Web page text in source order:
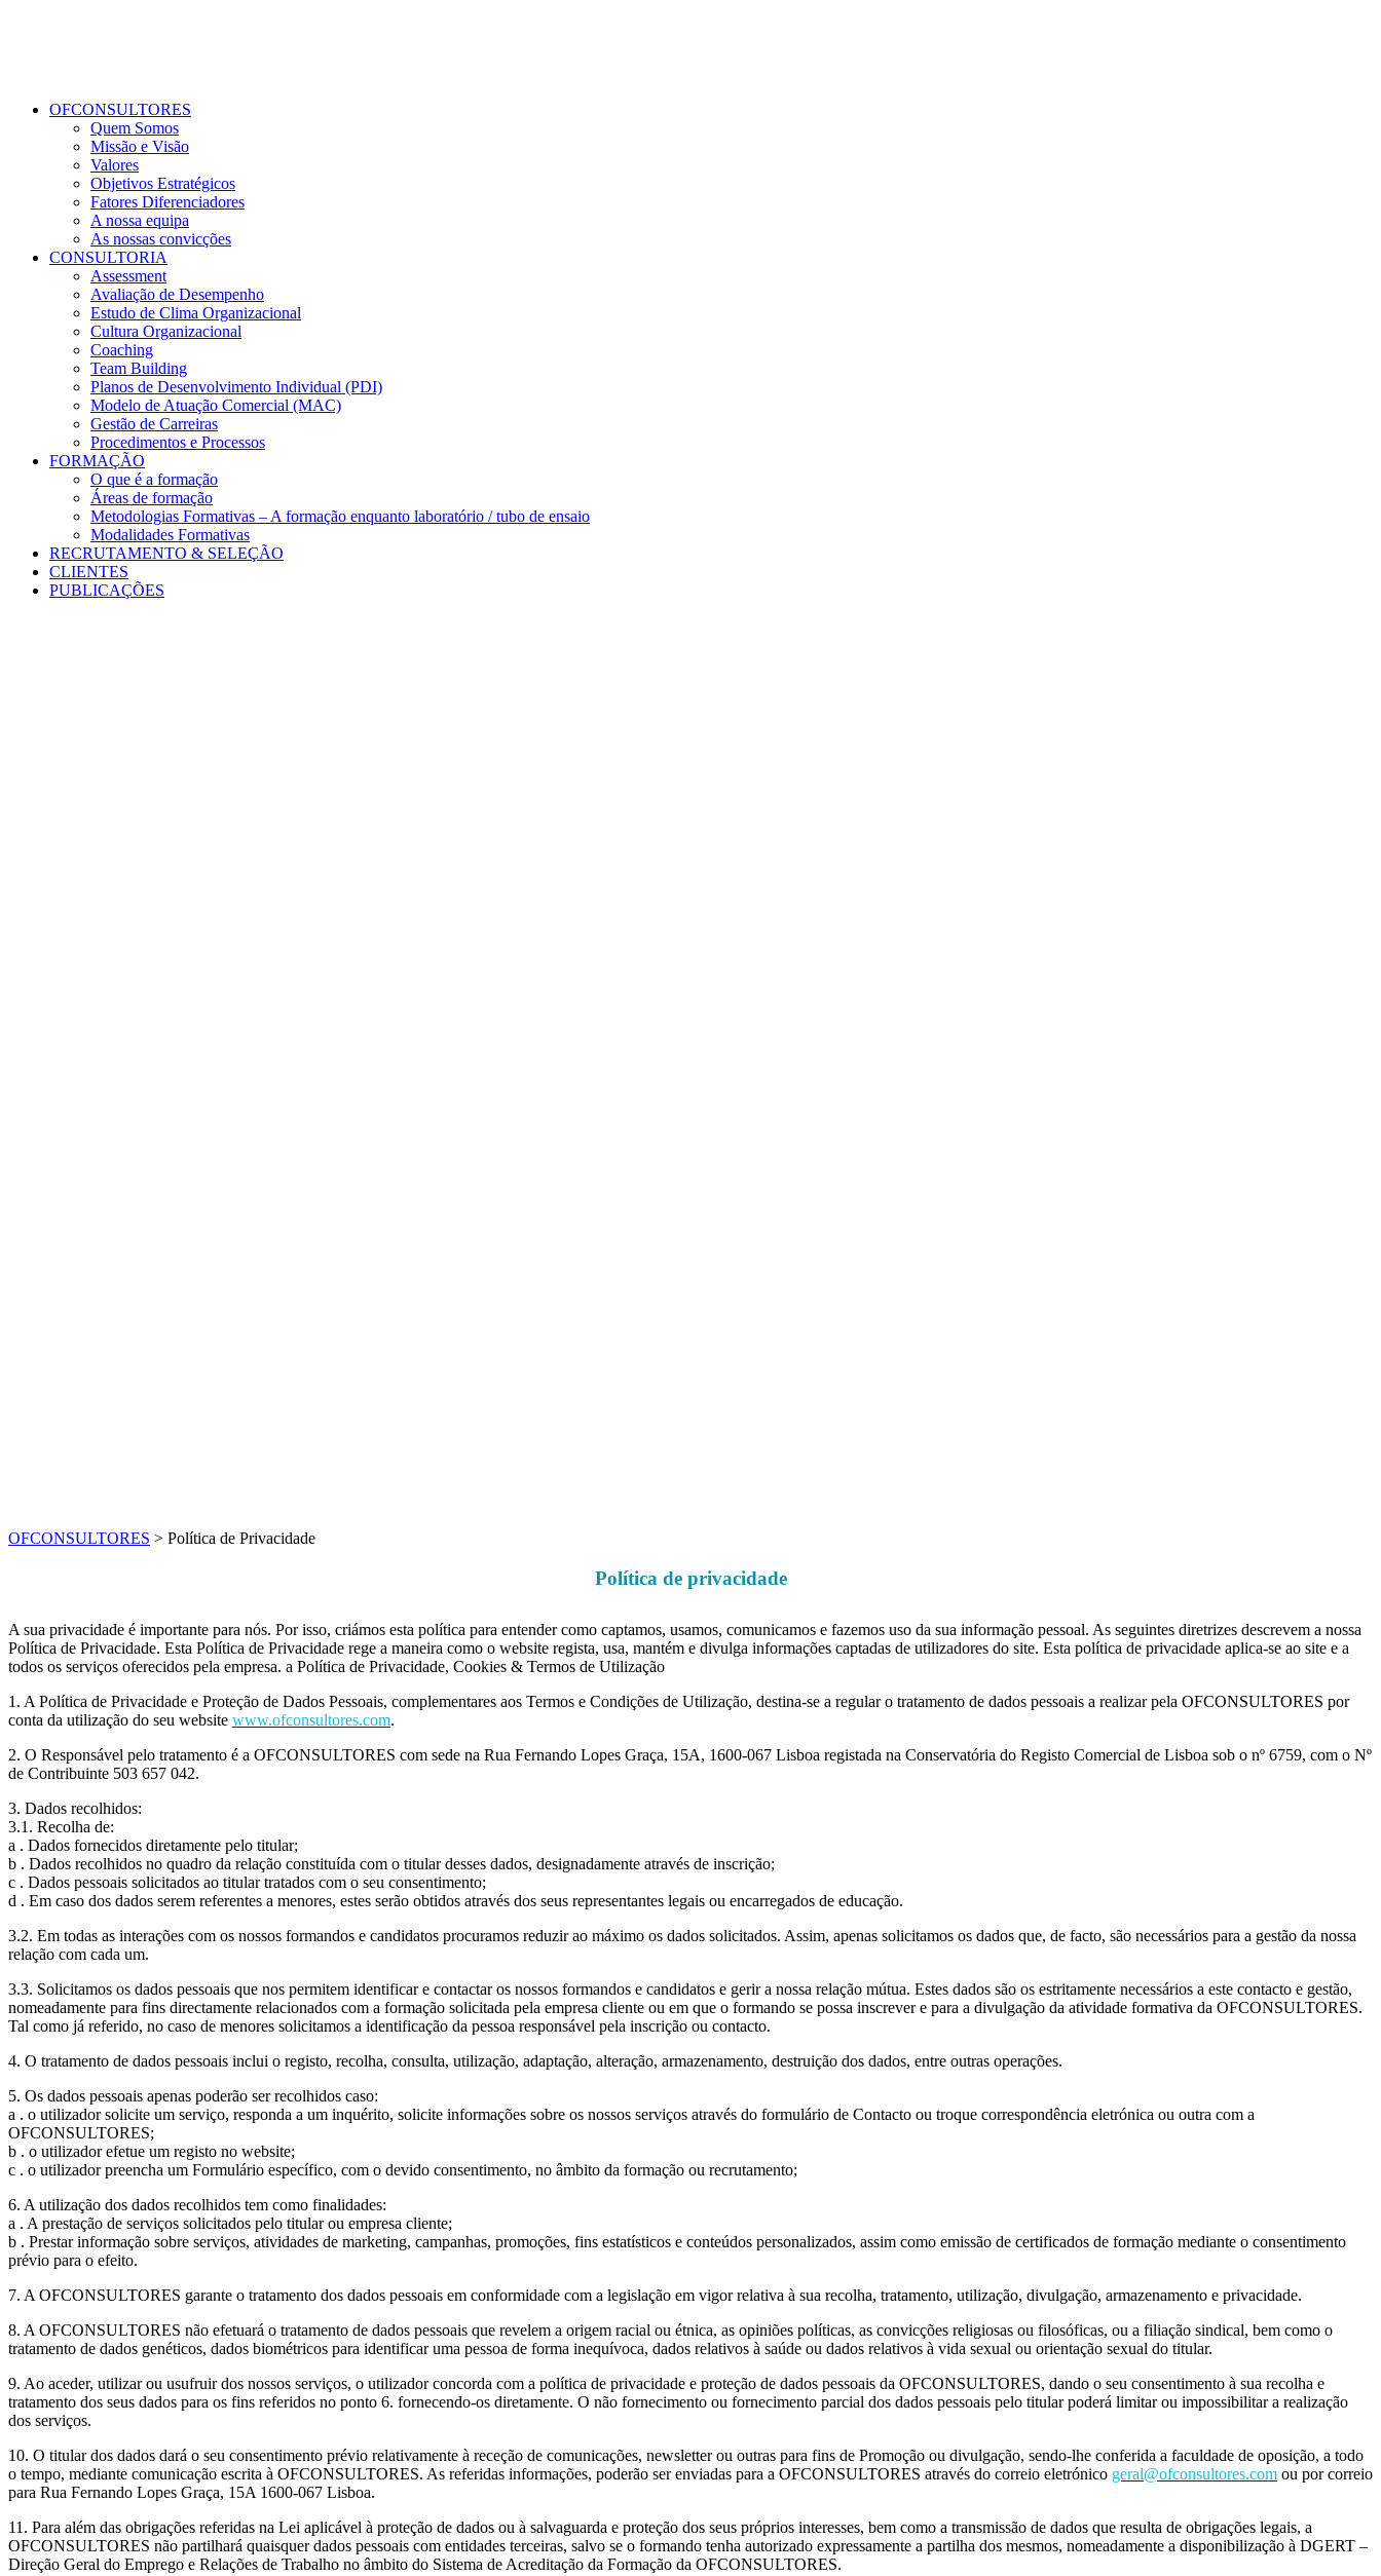
OFCONSULTORES
Quem Somos
Missão e Visão
Valores
Objetivos Estratégicos
Fatores Diferenciadores
A nossa equipa
As nossas convicções
CONSULTORIA
Assessment
Avaliação de Desempenho
Estudo de Clima Organizacional
Cultura Organizacional
Coaching
Team Building
Planos de Desenvolvimento Individual (PDI)
Modelo de Atuação Comercial (MAC)
Gestão de Carreiras
Procedimentos e Processos
FORMAÇÃO
O que é a formação
Áreas de formação
Metodologias Formativas – A formação enquanto laboratório / tubo de ensaio
Modalidades Formativas
RECRUTAMENTO & SELEÇÃO
CLIENTES
PUBLICAÇÕES
OFCONSULTORES > Política de Privacidade
Política de privacidade
A sua privacidade é importante para nós. Por isso, criámos esta política para entender como captamos, usamos, comunicamos e fazemos uso da sua informação pessoal. As seguintes diretrizes descrevem a nossa
Política de Privacidade. Esta Política de Privacidade rege a maneira como o website regista, usa, mantém e divulga informações captadas de utilizadores do site. Esta política de privacidade aplica-se ao site e a
todos os serviços oferecidos pela empresa. a Política de Privacidade, Cookies & Termos de Utilização
1. A Política de Privacidade e Proteção de Dados Pessoais, complementares aos Termos e Condições de Utilização, destina-se a regular o tratamento de dados pessoais a realizar pela OFCONSULTORES por
conta da utilização do seu website www.ofconsultores.com.
2. O Responsável pelo tratamento é a OFCONSULTORES com sede na Rua Fernando Lopes Graça, 15A, 1600-067 Lisboa registada na Conservatória do Registo Comercial de Lisboa sob o nº 6759, com o Nº
de Contribuinte 503 657 042.
3. Dados recolhidos:
3.1. Recolha de:
a . Dados fornecidos diretamente pelo titular;
b . Dados recolhidos no quadro da relação constituída com o titular desses dados, designadamente através de inscrição;
c . Dados pessoais solicitados ao titular tratados com o seu consentimento;
d . Em caso dos dados serem referentes a menores, estes serão obtidos através dos seus representantes legais ou encarregados de educação.
3.2. Em todas as interações com os nossos formandos e candidatos procuramos reduzir ao máximo os dados solicitados. Assim, apenas solicitamos os dados que, de facto, são necessários para a gestão da nossa
relação com cada um.
3.3. Solicitamos os dados pessoais que nos permitem identificar e contactar os nossos formandos e candidatos e gerir a nossa relação mútua. Estes dados são os estritamente necessários a este contacto e gestão,
nomeadamente para fins directamente relacionados com a formação solicitada pela empresa cliente ou em que o formando se possa inscrever e para a divulgação da atividade formativa da OFCONSULTORES.
Tal como já referido, no caso de menores solicitamos a identificação da pessoa responsável pela inscrição ou contacto.
4. O tratamento de dados pessoais inclui o registo, recolha, consulta, utilização, adaptação, alteração, armazenamento, destruição dos dados, entre outras operações.
5. Os dados pessoais apenas poderão ser recolhidos caso:
a . o utilizador solicite um serviço, responda a um inquérito, solicite informações sobre os nossos serviços através do formulário de Contacto ou troque correspondência eletrónica ou outra com a
OFCONSULTORES;
b . o utilizador efetue um registo no website;
c . o utilizador preencha um Formulário específico, com o devido consentimento, no âmbito da formação ou recrutamento;
6. A utilização dos dados recolhidos tem como finalidades:
a . A prestação de serviços solicitados pelo titular ou empresa cliente;
b . Prestar informação sobre serviços, atividades de marketing, campanhas, promoções, fins estatísticos e conteúdos personalizados, assim como emissão de certificados de formação mediante o consentimento
prévio para o efeito.
7. A OFCONSULTORES garante o tratamento dos dados pessoais em conformidade com a legislação em vigor relativa à sua recolha, tratamento, utilização, divulgação, armazenamento e privacidade.
8. A OFCONSULTORES não efetuará o tratamento de dados pessoais que revelem a origem racial ou étnica, as opiniões políticas, as convicções religiosas ou filosóficas, ou a filiação sindical, bem como o
tratamento de dados genéticos, dados biométricos para identificar uma pessoa de forma inequívoca, dados relativos à saúde ou dados relativos à vida sexual ou orientação sexual do titular.
9. Ao aceder, utilizar ou usufruir dos nossos serviços, o utilizador concorda com a política de privacidade e proteção de dados pessoais da OFCONSULTORES, dando o seu consentimento à sua recolha e
tratamento dos seus dados para os fins referidos no ponto 6. fornecendo-os diretamente. O não fornecimento ou fornecimento parcial dos dados pessoais pelo titular poderá limitar ou impossibilitar a realização
dos serviços.
10. O titular dos dados dará o seu consentimento prévio relativamente à receção de comunicações, newsletter ou outras para fins de Promoção ou divulgação, sendo-lhe conferida a faculdade de oposição, a todo
o tempo, mediante comunicação escrita à OFCONSULTORES. As referidas informações, poderão ser enviadas para a OFCONSULTORES através do correio eletrónico geral@ofconsultores.com ou por correio
para Rua Fernando Lopes Graça, 15A 1600-067 Lisboa.
11. Para além das obrigações referidas na Lei aplicável à proteção de dados ou à salvaguarda e proteção dos seus próprios interesses, bem como a transmissão de dados que resulta de obrigações legais, a
OFCONSULTORES não partilhará quaisquer dados pessoais com entidades terceiras, salvo se o formando tenha autorizado expressamente a partilha dos mesmos, nomeadamente a disponibilização à DGERT –
Direção Geral do Emprego e Relações de Trabalho no âmbito do Sistema de Acreditação da Formação da OFCONSULTORES.